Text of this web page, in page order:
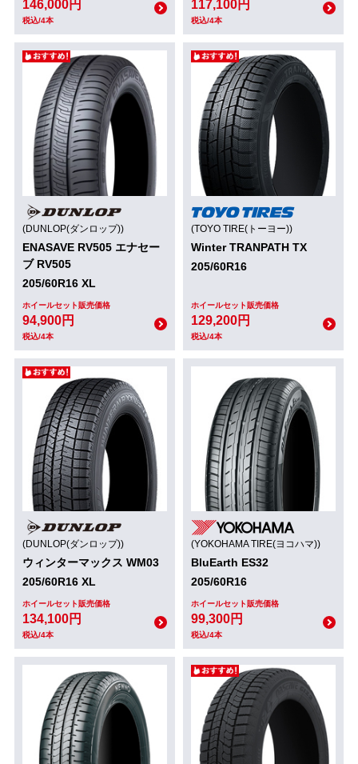
146,000円
税込/4本
117,100円
税込/4本
(DUNLOP(ダンロップ))
ENASAVE RV505 エナセー
ブ RV505
205/60R16 XL
ホイールセット販売価格
94,900円
税込/4本
(TOYO TIRE(トーヨー))
Winter TRANPATH TX
205/60R16
ホイールセット販売価格
129,200円
税込/4本
(DUNLOP(ダンロップ))
ウィンターマックス WM03
205/60R16 XL
ホイールセット販売価格
134,100円
税込/4本
(YOKOHAMA TIRE(ヨコハマ))
BluEarth ES32
205/60R16
ホイールセット販売価格
99,300円
税込/4本